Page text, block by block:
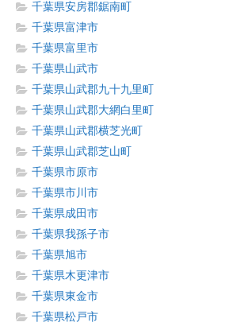
千葉県安房郡鋸南町
千葉県富津市
千葉県富里市
千葉県山武市
千葉県山武郡九十九里町
千葉県山武郡大網白里町
千葉県山武郡横芝光町
千葉県山武郡芝山町
千葉県市原市
千葉県市川市
千葉県成田市
千葉県我孫子市
千葉県旭市
千葉県木更津市
千葉県東金市
千葉県松戸市